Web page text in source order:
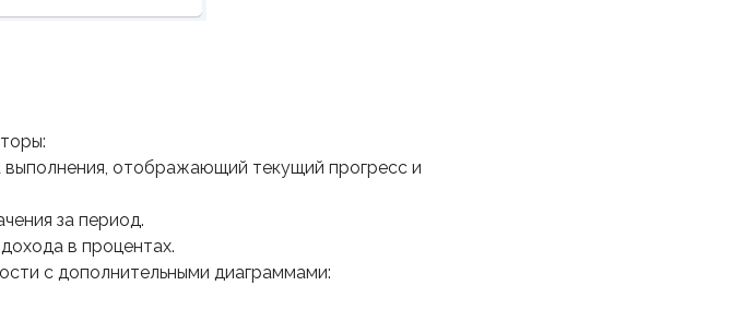
отображающий текущий прогресс и
за период.
в процентах.
с дополнительными диаграммами: